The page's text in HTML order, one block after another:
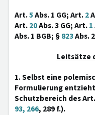
Art.5Abs. 1 GG; Art.2
Art.20Abs. 3 GG; Art.1
Abs. 1 BGB; §823Abs.
Leitsätze
1. Selbst eine
Formulierung
Schutzbereich des Art.
93, 266, 289 f.).